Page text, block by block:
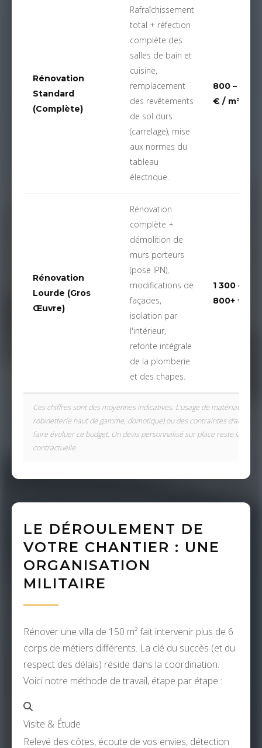
Rénovation
Standard
(Complète)
Rafraîchissement
total + réfection
complète des
salles de bain et
cuisine,
remplacement
des revêtements
de sol durs
(carrelage), mise
aux normes du
tableau
électrique.
800 – 1 200
€ / m²
Rénovation
Lourde (Gros
Œuvre)
Rénovation
complète +
démolition de
murs porteurs
(pose IPN),
modifications de
façades,
isolation par
l'intérieur,
refonte intégrale
de la plomberie
et des chapes.
1 300 – 1
800+ € /
Ces chiffres sont des moyennes indicatives. L'usage de matériaux de
robinetterie haut de gamme, domotique) ou des contraintes d'accès
faire évoluer ce budget. Un devis personnalisé sur place reste la
contractuelle.
LE DÉROULEMENT DE
VOTRE CHANTIER : UNE
ORGANISATION
MILITAIRE
Rénover une villa de 150 m² fait intervenir plus de 6
corps de métiers différents. La clé du succès (et du
respect des délais) réside dans la coordination.
Voici notre méthode de travail, étape par étape :
Visite & Étude
Relevé des côtes, écoute de vos envies, détection